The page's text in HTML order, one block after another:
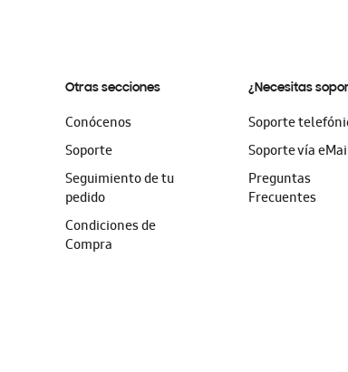
Otras secciones
Conócenos
Soporte
Seguimiento de tu
pedido
Condiciones de
Compra
¿Necesitas
Soporte
Soporte vía
Preguntas
Frecuentes